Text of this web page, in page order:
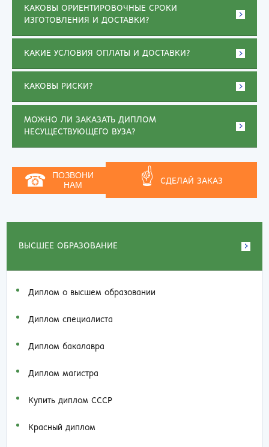
ВЫСШЕЕ ОБРАЗОВАНИЕ
Диплом о высшем образовании
Диплом специалиста
Диплом бакалавра
Диплом магистра
Купить диплом СССР
Красный диплом
КАКОВЫ ОРИЕНТИРОВОЧНЫЕ СРОКИ
ИЗГОТОВЛЕНИЯ И ДОСТАВКИ?
КАКИЕ УСЛОВИЯ ОПЛАТЫ И ДОСТАВКИ?
КАКОВЫ РИСКИ?
МОЖНО ЛИ ЗАКАЗАТЬ ДИПЛОМ
НЕСУЩЕСТВУЮЩЕГО ВУЗА?
☎
ПОЗВОНИ
НАМ
☝ СДЕЛАЙ ЗАКАЗ